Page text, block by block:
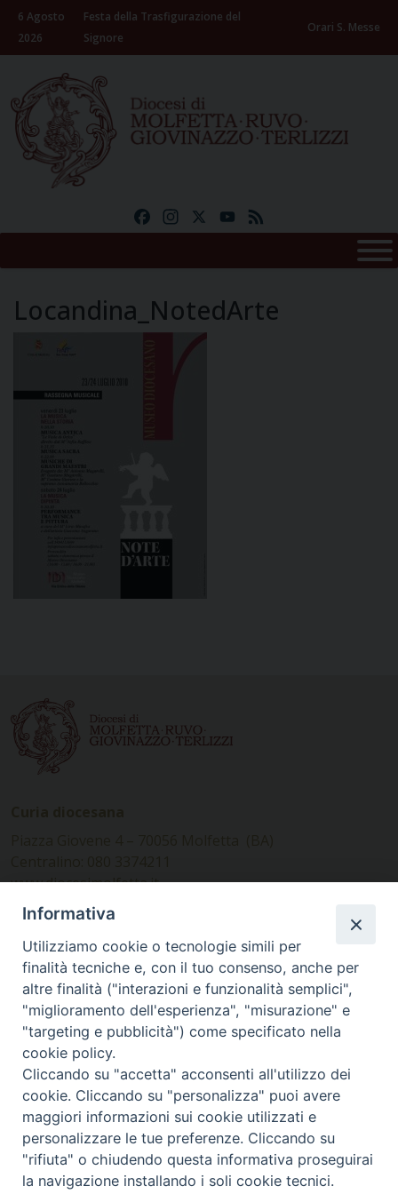
Skip
content
6 Agosto
2026
Festa della Trasfigurazione del
Signore
Orari S. Messe
FacebookInstagramYouTube
Locandina_NotedArte
www.diocesimolfetta.it –
diocesimolfetta@pec.chiesacattolica.it
Ufficio Comunicazioni sociali
Piazza Giovene 4 – 70056 Molfetta (BA)
comunicazionisociali@diocesimolfetta.it
SEGUICI SU
Facebook
Instagram
X YouTube
Feed
Privacy Policy - trasparenza
Informativa
Utilizziamo cookie o tecnologie simili per
finalità tecniche e, con il tuo consenso, anche per
altre finalità ("interazioni e funzionalità semplici",
"miglioramento dell'esperienza", "misurazione" e
"targeting e pubblicità") come specificato nella
cookie policy.
Cliccando su "accetta" acconsenti all'utilizzo dei
cookie. Cliccando su "personalizza" puoi avere
maggiori informazioni sui cookie utilizzati e
personalizzare le tue preferenze. Cliccando su
"rifiuta" o chiudendo questa informativa proseguirai
la navigazione installando i soli cookie tecnici.